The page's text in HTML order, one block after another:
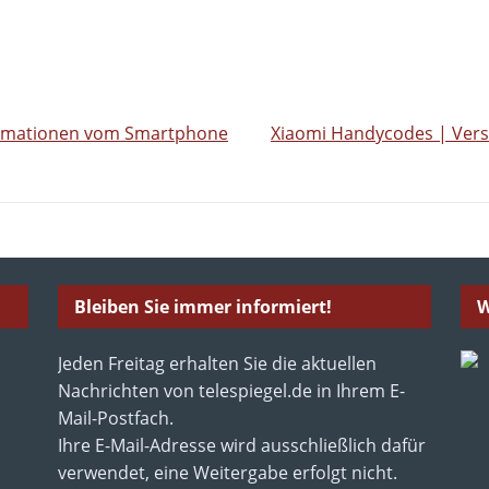
vom Smartphone
Xiaomi Handycodes |
Bleiben Sie immer informiert!
Jeden Freitag erhalten Sie die aktuellen
Nachrichten von telespiegel.de in Ihrem E-
Mail-Postfach.
Ihre E-Mail-Adresse wird ausschließlich dafür
verwendet, eine Weitergabe erfolgt nicht.